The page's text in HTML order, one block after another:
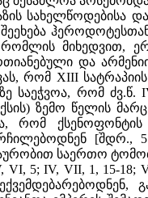
სახელწოდებისა
მიხედვით,
და
რომ XIII
საეჭვოა, რომ ძვ.წ.
ზემო წელის
რომ ქსენოფონტის
[შდრ.,
საერთო
VI, 5; IV, VII, 1, 15-